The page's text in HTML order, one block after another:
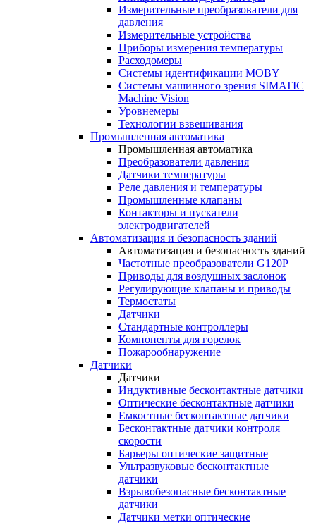
Измерительные преобразователи для
давления
Измерительные устройства
Приборы измерения температуры
Расходомеры
Системы идентификации MOBY
Системы машинного зрения SIMATIC
Machine Vision
Уровнемеры
Технологии взвешивания
Промышленная автоматика
Промышленная автоматика
Преобразователи давления
Датчики температуры
Реле давления и температуры
Промышленные клапаны
Контакторы и пускатели
электродвигателей
Автоматизация и безопасность зданий
Автоматизация и безопасность зданий
Частотные преобразователи G120P
Приводы для воздушных заслонок
Регулирующие клапаны и приводы
Термостаты
Датчики
Стандартные контроллеры
Компоненты для горелок
Пожарообнаружение
Датчики
Датчики
Индуктивные бесконтактные датчики
Оптические бесконтактные датчики
Емкостные бесконтактные датчики
Бесконтактные датчики контроля
скорости
Барьеры оптические защитные
Ультразвуковые бесконтактные
датчики
Взрывобезопасные бесконтактные
датчики
Датчики метки оптические